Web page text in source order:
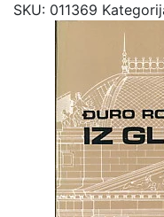
SKU: 011369